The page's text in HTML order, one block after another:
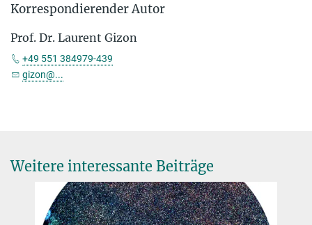
Korrespondierender Autor
Prof. Dr. Laurent Gizon
+49 551 384979-439
gizon@...
Weitere interessante Beiträge